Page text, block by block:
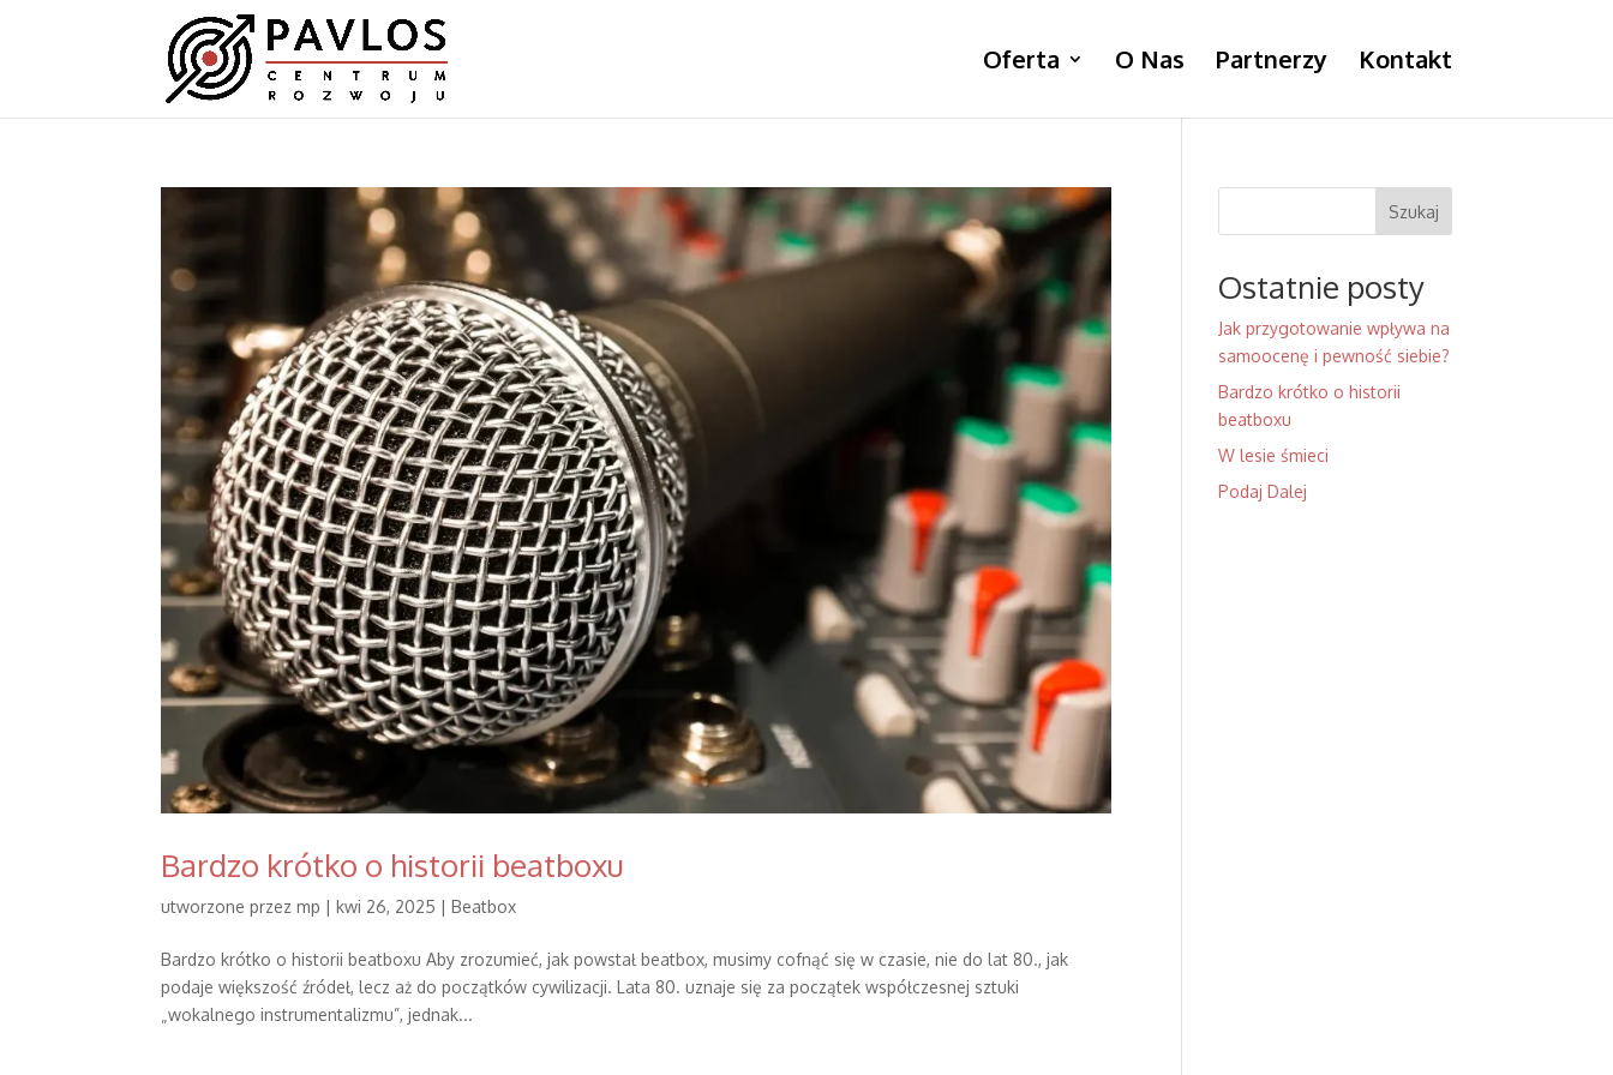
Oferta O Nas Partnerzy Kontakt
Bardzo krótko o historii beatboxu
utworzone przezmp |kwi 26, 2025 |Beatbox
Bardzo krótko o historii beatboxu Aby zrozumieć, jak powstał beatbox, musimy cofnąć się w czasie, nie do lat 80., jak
podaje większość źródeł, lecz aż do początków cywilizacji. Lata 80. uznaje się za początek współczesnej sztuki
„wokalnego instrumentalizmu”, jednak...
Szukaj
Ostatnie posty
Jak przygotowanie wpływa na
samoocenę i pewność siebie?
Bardzo krótko o historii
beatboxu
W lesie śmieci
Podaj Dalej